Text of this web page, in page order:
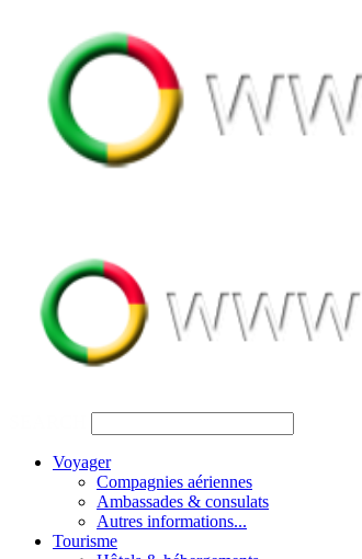
Voyager
Compagnies aériennes
Ambassades & consulats
Autres informations...
Tourisme